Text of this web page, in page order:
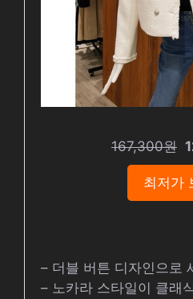
167,300원
최저가
– 더블 버튼 디자인으로
– 노카라 스타일이 클래